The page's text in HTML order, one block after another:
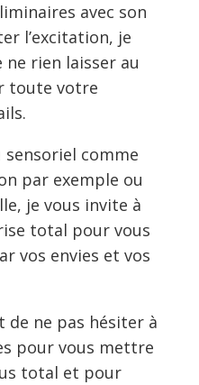
avec son
l’excitation, je
rien laisser au
toute votre
sensoriel comme
par exemple ou
je vous invite à
total pour vous
vos envies et vos
ne pas hésiter à
pour vous mettre
total et pour